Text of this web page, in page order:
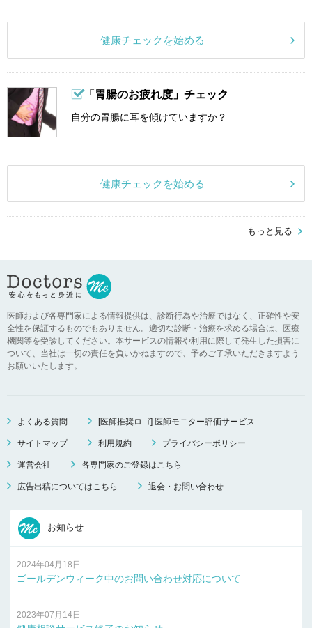
健康チェックを始める
「胃腸のお疲れ度」チェック
自分の胃腸に耳を傾けていますか？
健康チェックを始める
もっと見る
医師および各専門家による情報提供は、診断行為や治療ではなく、正確性や安
全性を保証するものでもありません。適切な診断・治療を求める場合は、医療
機関等を受診してください。本サービスの情報や利用に際して発生した損害に
ついて、当社は一切の責任を負いかねますので、予めご了承いただきますよう
お願いいたします。
よくある質問 [医師推奨ロゴ] 医師モニター評価サービス
サイトマップ 利用規約 プライバシーポリシー
運営会社 各専門家のご登録はこちら
広告出稿についてはこちら 退会・お問い合わせ
お知らせ
2024年04月18日
ゴールデンウィーク中のお問い合わせ対応について
2023年07月14日